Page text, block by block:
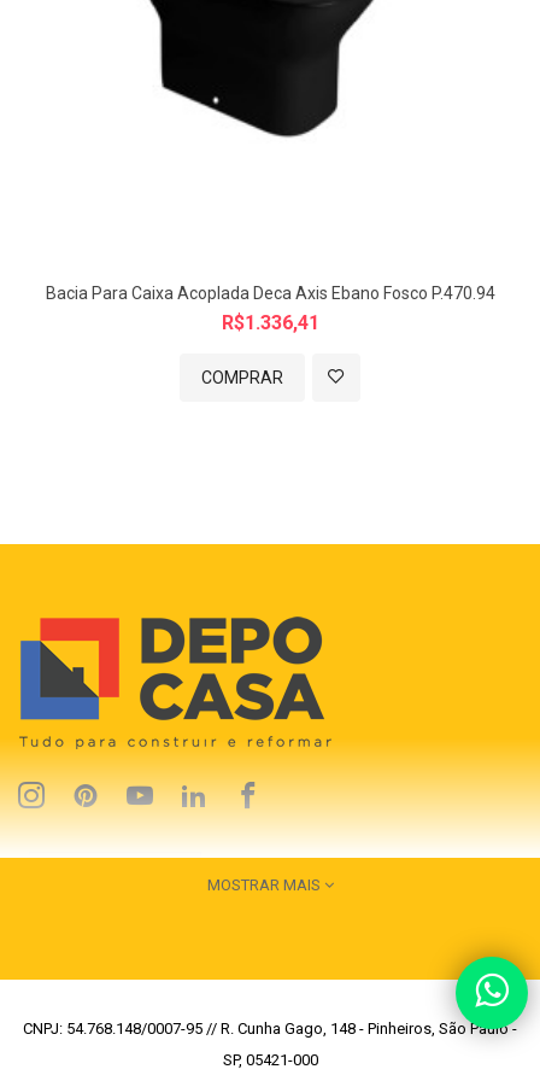
Comprimento: 665 mm| Largura: 375 mm| Altura: 400 mm.
A segunda imagem é especificação técnica do produto.
Caixa Acoplada e Assentos são vendidos separadamente
Bacia Para Caixa Acoplada Deca Axis Ebano Fosco P.470.94
R$1.336,41
COMPRAR
MOSTRAR MAIS
CNPJ: 54.768.148/0007-95 // R. Cunha Gago, 148 - Pinheiros, São Paulo -
SP, 05421-000